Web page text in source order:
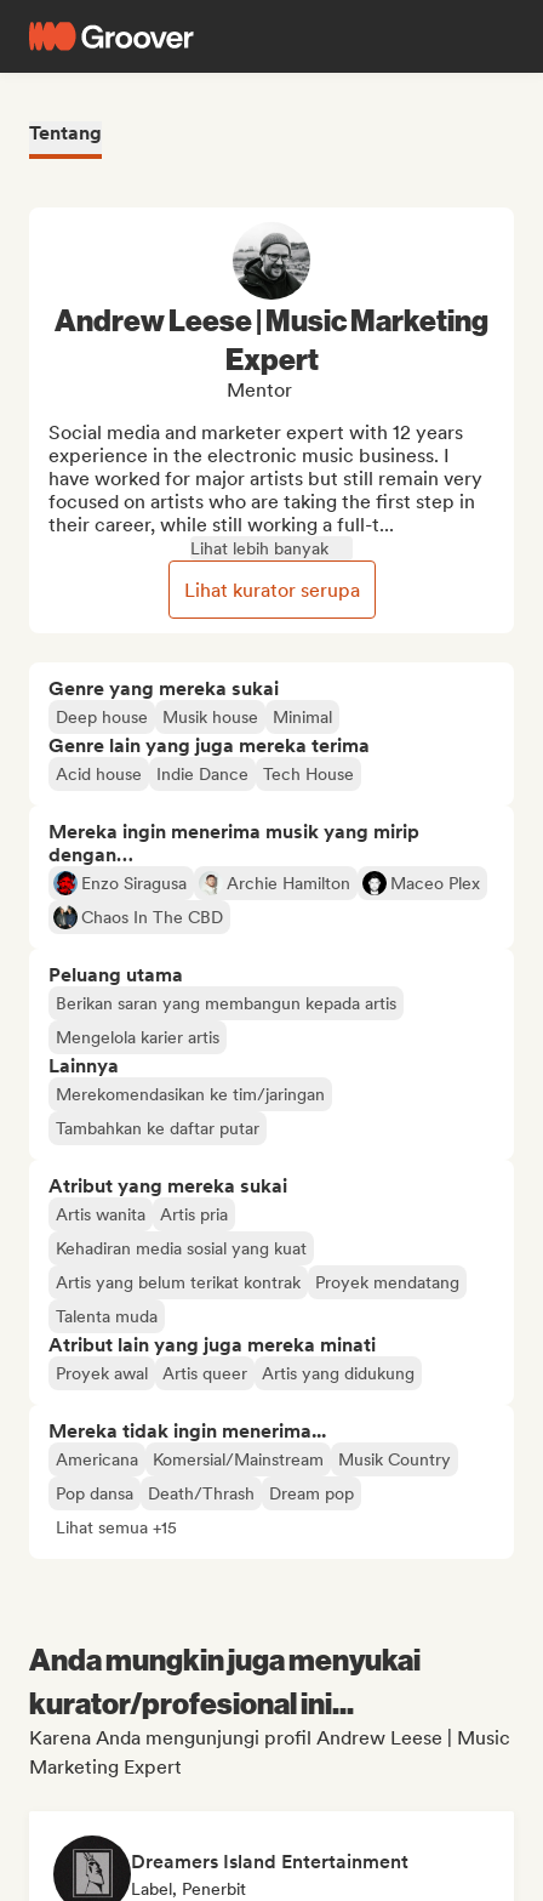
Tentang
Genre yang mereka sukai
Deep house Musik house Minimal
Genre lain yang juga mereka terima
Acid house Indie Dance Tech House
Mereka ingin menerima musik yang mirip
dengan…
Enzo Siragusa Archie Hamilton
Maceo Plex
Chaos In The CBD
Peluang utama
Berikan saran yang membangun kepada artis
Mengelola karier artis
Lainnya
Merekomendasikan ke tim/jaringan
Tambahkan ke daftar putar
Atribut yang mereka sukai
Artis wanita
Artis pria
Kehadiran media sosial yang kuat
Artis yang belum terikat kontrak
Proyek mendatang
Talenta muda
Atribut lain yang juga mereka minati
Proyek awal Artis queer Artis yang didukung
Mereka tidak ingin menerima...
Americana Komersial/Mainstream
Musik Country
Pop dansa
Death/Thrash
Dream pop
Lihat semua +15
Andrew Leese | Music Marketing
Expert
Mentor
Social media and marketer expert with 12 years
experience in the electronic music business. I
have worked for major artists but still remain very
focused on artists who are taking the first step in
their career, while still working a full-t...
Lihat lebih banyak
Lihat kurator serupa
Anda mungkin juga menyukai
kurator/profesional ini...
Karena Anda mengunjungi profil Andrew Leese | Music
Marketing Expert
Dreamers Island Entertainment
Label, Penerbit